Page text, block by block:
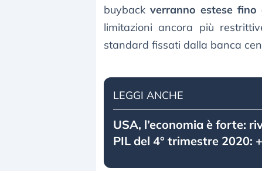
buyback verranno estese
limitazioni ancora più
standard fissati dalla banca
LEGGI ANCHE
USA, l’economia è forte:
PIL del 4° trimestre 2020: